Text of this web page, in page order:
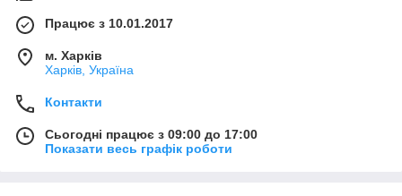
Працює з 10.01.2017
м. Харків
Харків, Україна
Контакти
Сьогодні працює з 09:00 до 17:00
Показати весь графік роботи